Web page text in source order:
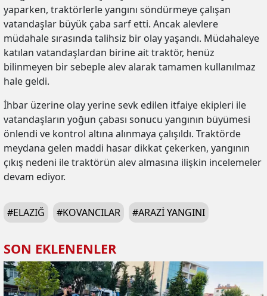
yaparken, traktörlerle yangını söndürmeye çalışan
vatandaşlar büyük çaba sarf etti. Ancak alevlere
müdahale sırasında talihsiz bir olay yaşandı. Müdahaleye
katılan vatandaşlardan birine ait traktör, henüz
bilinmeyen bir sebeple alev alarak tamamen kullanılmaz
hale geldi.
İhbar üzerine olay yerine sevk edilen itfaiye ekipleri ile
vatandaşların yoğun çabası sonucu yangının büyümesi
önlendi ve kontrol altına alınmaya çalışıldı. Traktörde
meydana gelen maddi hasar dikkat çekerken, yangının
çıkış nedeni ile traktörün alev almasına ilişkin incelemeler
devam ediyor.
#ELAZIĞ #KOVANCILAR #ARAZI YANGINI
SON EKLENENLER